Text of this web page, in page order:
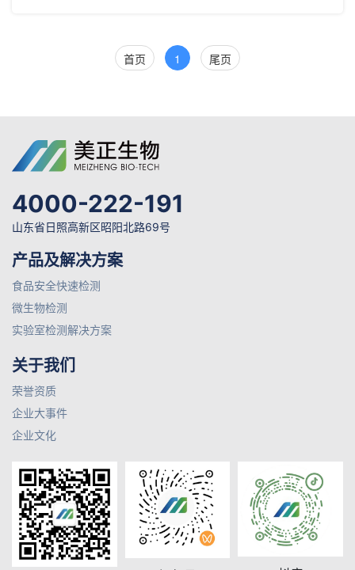
首页 1 尾页
4000-222-191
山东省日照高新区昭阳北路69号
产品及解决方案
食品安全快速检测
微生物检测
实验室检测解决方案
关于我们
荣誉资质
企业大事件
企业文化